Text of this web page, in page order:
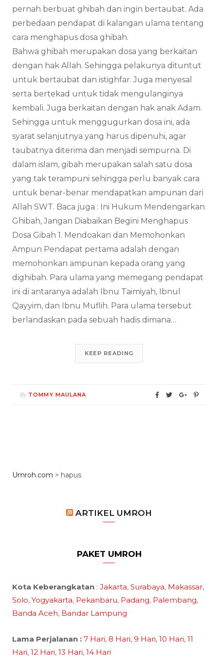
pernah berbuat ghibah dan ingin bertaubat. Ada
perbedaan pendapat di kalangan ulama tentang
cara menghapus dosa ghibah.
Bahwa ghibah merupakan dosa yang berkaitan
dengan hak Allah. Sehingga pelakunya dituntut
untuk bertaubat dan istighfar. Juga menyesal
serta bertekad untuk tidak mengulanginya
kembali. Juga berkaitan dengan hak anak Adam.
Sehingga untuk menggugurkan dosa ini, ada
syarat selanjutnya yang harus dipenuhi, agar
taubatnya diterima dan menjadi sempurna. Di
dalam islam, gibah merupakan salah satu dosa
yang tak terampuni sehingga perlu banyak cara
untuk benar-benar mendapatkan ampunan dari
Allah SWT. Baca juga : Ini Hukum Mendengarkan
Ghibah, Jangan Diabaikan Begini Menghapus
Dosa Gibah 1. Mendoakan dan Memohonkan
Ampun Pendapat pertama adalah dengan
memohonkan ampunan kepada orang yang
dighibah. Para ulama yang memegang pendapat
ini di antaranya adalah Ibnu Taimiyah, Ibnul
Qayyim, dan Ibnu Muflih. Para ulama tersebut
berlandaskan pada sebuah hadis dimana…
KEEP READING
By TOMMY MAULANA
Umroh.com > hapus
ARTIKEL UMROH
PAKET UMROH
Kota Keberangkatan : Jakarta, Surabaya, Makassar,
Solo, Yogyakarta, Pekanbaru, Padang, Palembang,
Banda Aceh, Bandar Lampung
Lama Perjalanan : 7 Hari, 8 Hari, 9 Hari, 10 Hari, 11
Hari, 12 Hari, 13 Hari, 14 Hari